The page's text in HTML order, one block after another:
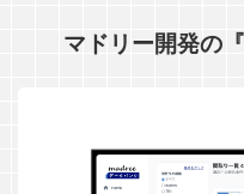
マドリー開発の